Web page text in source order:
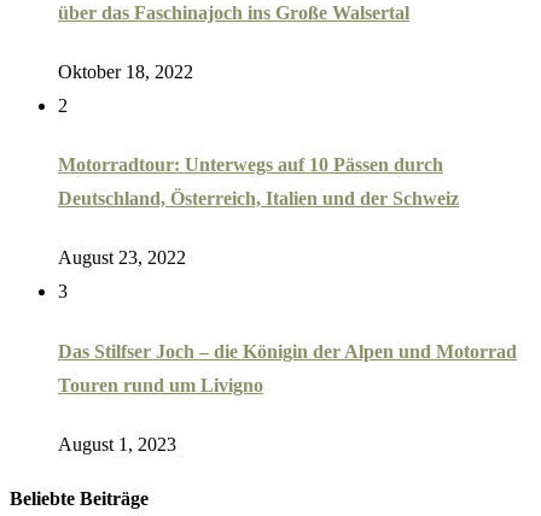
über das Faschinajoch ins Große Walsertal
Oktober 18, 2022
2
Motorradtour: Unterwegs auf 10 Pässen durch
Deutschland, Österreich, Italien und der Schweiz
August 23, 2022
3
Das Stilfser Joch – die Königin der Alpen und Motorrad
Touren rund um Livigno
August 1, 2023
Beliebte Beiträge